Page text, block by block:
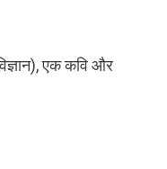
एक कवि और